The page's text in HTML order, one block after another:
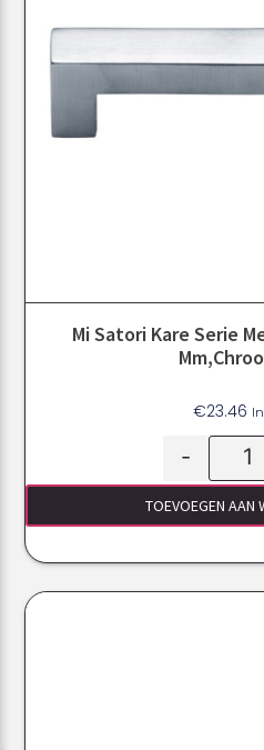
Mi Satori Kare Serie
€23.46
-
TOEVOEGEN AAN